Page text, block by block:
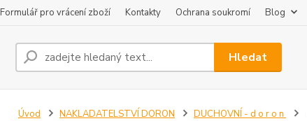
Formulář pro vrácení zboží Kontakty Ochrana soukromí Blog
Hledat
Úvod NAKLADATELSTVÍ DORON DUCHOVNÍ - d o r o n